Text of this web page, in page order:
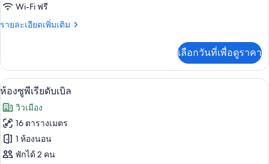
สแตนดาร์ด
ดับเบิล
Wi-Fi ฟรี
รายละเอียดเพิ่มเติม
ราย
เกี่ยว
กับ
ห้อง
สแตนดาร์ด
ดับเบิล
เลือกวันที่เพื่อดูราคา
เปิด
ภาพถ่าย
ทั้งหมด
ของ
ห้อง
ห้องซูพีเรียดับเบิล | เครื่องนอนระดับพ
11
ห้องซูพีเรียดับเบิล
วิวเมือง
16 ตารางเมตร
1 ห้องนอน
พักได้ 2 คน